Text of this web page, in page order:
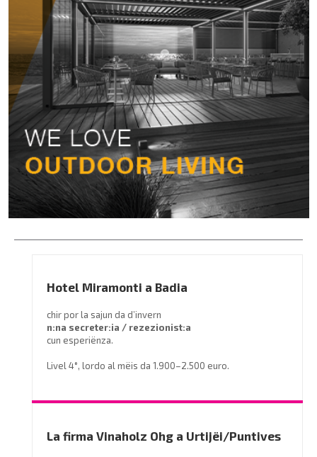
Hotel Miramonti a Badia
chir por la sajun da d’invern
n:na secreter:ia / rezezionist:a
cun esperiënza.
Livel 4°, lordo al mëis da 1.900–2.500 euro.
info@miramontihotel.it
o telefoné al
La firma Vinaholz Ohg a Urtijëi/Puntives